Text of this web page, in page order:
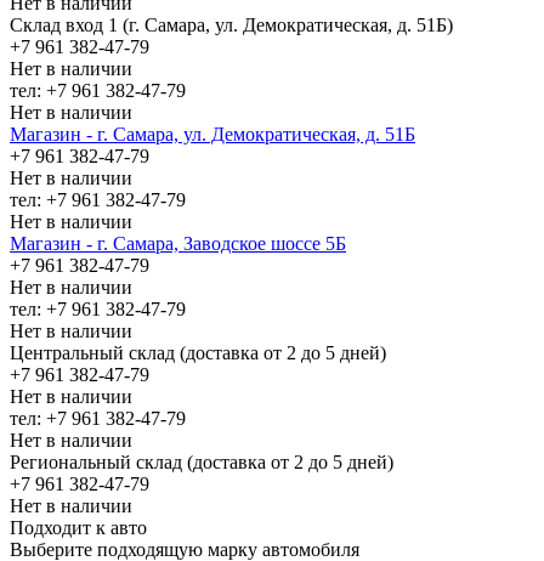
Склад вход 1 (г. Самара, ул. Демократическая, д. 51Б)
+7 961 382-47-79
Нет в наличии
тел: +7 961 382-47-79
Нет в наличии
Магазин - г. Самара, ул. Демократическая, д. 51Б
+7 961 382-47-79
Нет в наличии
тел: +7 961 382-47-79
Нет в наличии
Магазин - г. Самара, Заводское шоссе 5Б
+7 961 382-47-79
Нет в наличии
тел: +7 961 382-47-79
Нет в наличии
Центральный склад (доставка от 2 до 5 дней)
+7 961 382-47-79
Нет в наличии
тел: +7 961 382-47-79
Нет в наличии
Региональный склад (доставка от 2 до 5 дней)
+7 961 382-47-79
Нет в наличии
Подходит к авто
Выберите подходящую марку автомобиля